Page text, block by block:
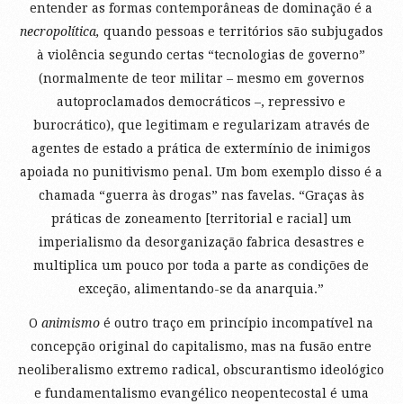
entender as formas contemporâneas de dominação é a
necropolítica, quando pessoas e territórios são subjugados
à violência segundo certas “tecnologias de governo”
(normalmente de teor militar – mesmo em governos
autoproclamados democráticos –, repressivo e
burocrático), que legitimam e regularizam através de
agentes de estado a prática de extermínio de inimigos
apoiada no punitivismo penal. Um bom exemplo disso é a
chamada “guerra às drogas” nas favelas. “Graças às
práticas de zoneamento [territorial e racial] um
imperialismo da desorganização fabrica desastres e
multiplica um pouco por toda a parte as condições de
exceção, alimentando-se da anarquia.”
Oanimismo é outro traço em princípio incompatível na
concepção original do capitalismo, mas na fusão entre
neoliberalismo extremo radical, obscurantismo ideológico
e fundamentalismo evangélico neopentecostal é uma